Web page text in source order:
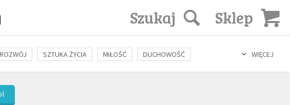
Sklep
Szukaj
WIĘCEJ
ROZWÓJ SZTUKA ŻYCIA MIŁOŚĆ DUCHOWOŚĆ
RELIGIE FILOZOFIA KULTURA ŚWIĘCI SEKS IN VITRO